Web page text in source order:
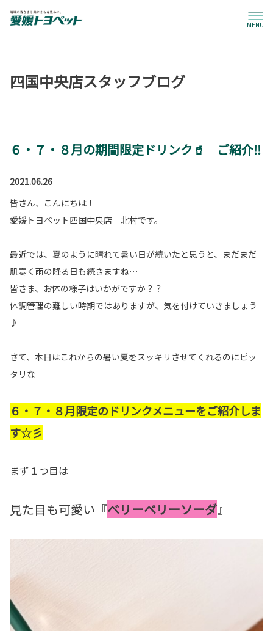
MENU
四国中央店スタッフブログ
６・７・８月の期間限定ドリンク🥤 ご紹介‼
2021.06.26
皆さん、こんにちは！
愛媛トヨペット四国中央店 北村です。
最近では、夏のように晴れて暑い日が続いたと思うと、まだまだ
肌寒く雨の降る日も続きますね…
皆さま、お体の様子はいかがですか？？
体調管理の難しい時期ではありますが、気を付けていきましょう
♪
さて、本日はこれからの暑い夏をスッキリさせてくれるのにピッ
タリな
６・７・８月限定のドリンクメニューをご紹介しま
す☆彡
まず１つ目は
見た目も可愛い『ベリーベリーソーダ』